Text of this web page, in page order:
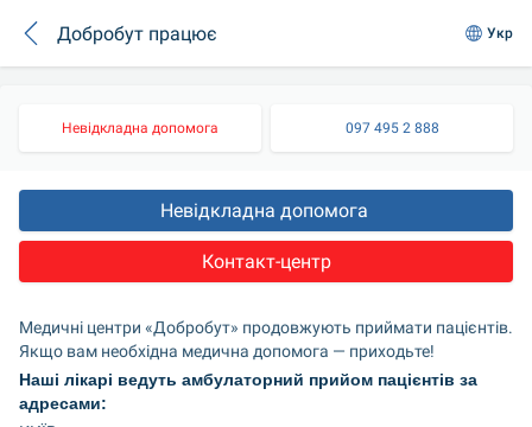
Добробут працює Укр
Невідкладна допомога 097 495 2 888
Невідкладна допомога
Контакт-центр
Медичні центри «Добробут» продовжують приймати пацієнтів.
Якщо вам необхідна медична допомога — приходьте!
Наші лікарі ведуть амбулаторний прийом пацієнтів за
адресами: